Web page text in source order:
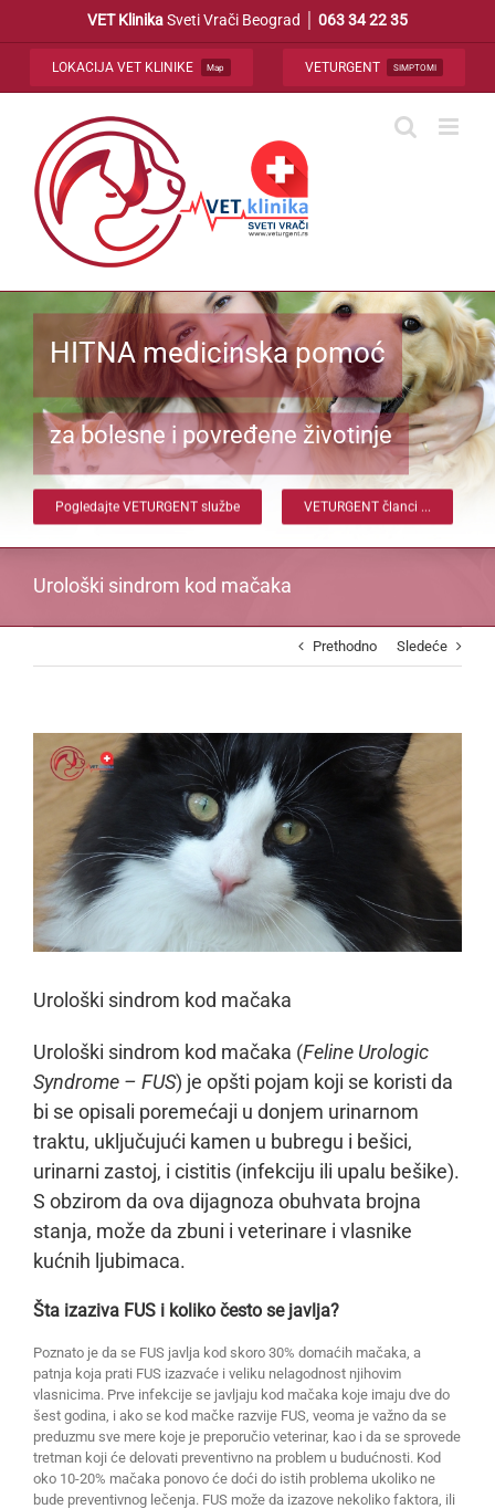
VET KlinikaSveti Vrači Beograd │ 063 34 22 35
LOKACIJA VET KLINIKE Map VETURGENT SIMPTOMI
HITNA medicinska pomoć
za bolesne i povređene životinje
Pogledajte VETURGENT službe VETURGENT članci ...
Urološki sindrom kod mačaka
Prethodno Sledeće
Larger
Image
Urološki sindrom kod mačaka
Urološki sindrom kod mačaka (Feline Urologic
Syndrome – FUS) je opšti pojam koji se koristi da
bi se opisali poremećaji u donjem urinarnom
traktu, uključujući kamen u bubregu i bešici,
urinarni zastoj, i cistitis (infekciju ili upalu bešike).
S obzirom da ova dijagnoza obuhvata brojna
stanja, može da zbuni i veterinare i vlasnike
kućnih ljubimaca.
Šta izaziva FUS i koliko često se javlja?
Poznato je da se FUS javlja kod skoro 30% domaćih mačaka, a
patnja koja prati FUS izazvaće i veliku nelagodnost njihovim
vlasnicima. Prve infekcije se javljaju kod mačaka koje imaju dve do
šest godina, i ako se kod mačke razvije FUS, veoma je važno da se
preduzmu sve mere koje je preporučio veterinar, kao i da se sprovede
tretman koji će delovati preventivno na problem u budućnosti. Kod
oko 10-20% mačaka ponovo će doći do istih problema ukoliko ne
bude preventivnog lečenja. FUS može da izazove nekoliko faktora, ili